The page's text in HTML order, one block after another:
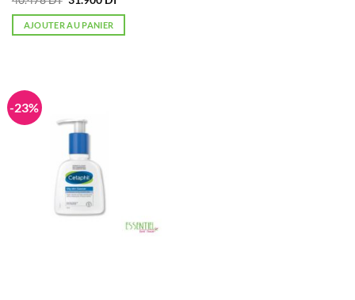
initial
était :
actuel
AJOUTER AU PANIER
-23%